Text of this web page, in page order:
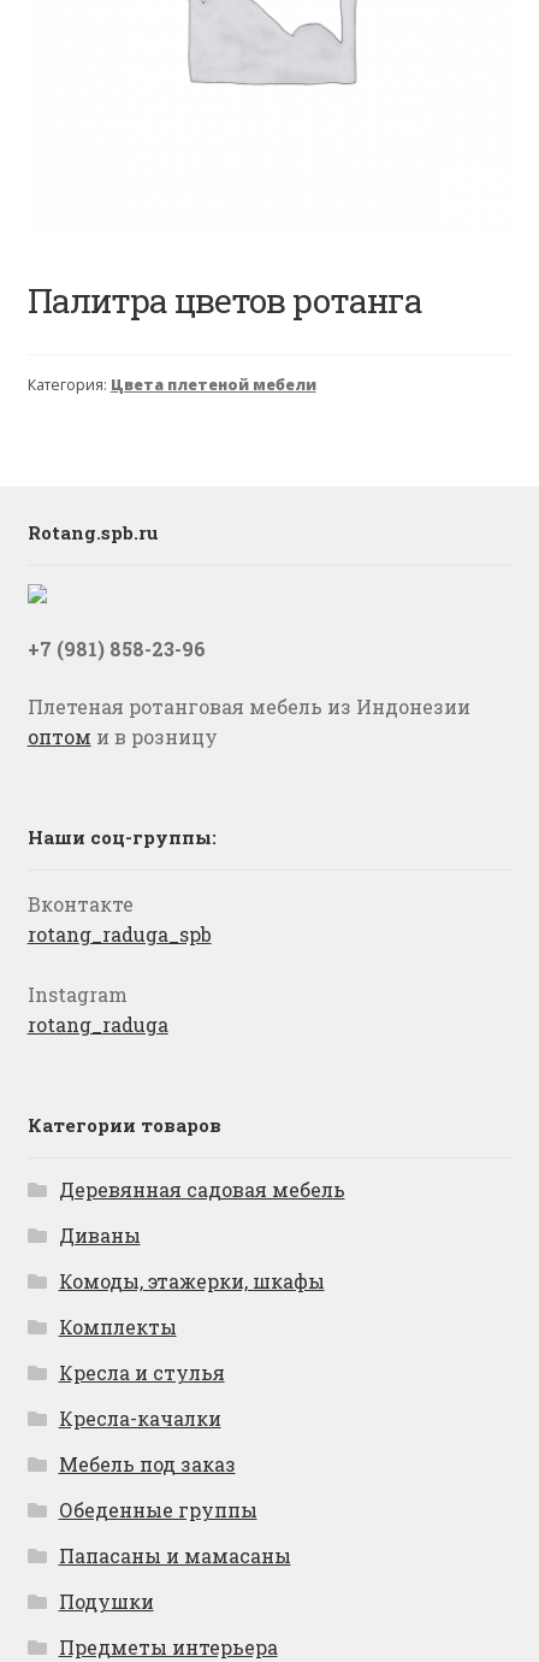
Палитра цветов ротанга
Категория: Цвета плетеной мебели
Rotang.spb.ru
+7 (981) 858-23-96
Плетеная ротанговая мебель из Индонезии
оптом и в розницу
Наши соц-группы:
Вконтакте
rotang_raduga_spb
Instagram
rotang_raduga
Категории товаров
Деревянная садовая мебель
Диваны
Комоды, этажерки, шкафы
Комплекты
Кресла и стулья
Кресла-качалки
Мебель под заказ
Обеденные группы
Папасаны и мамасаны
Подушки
Предметы интерьера